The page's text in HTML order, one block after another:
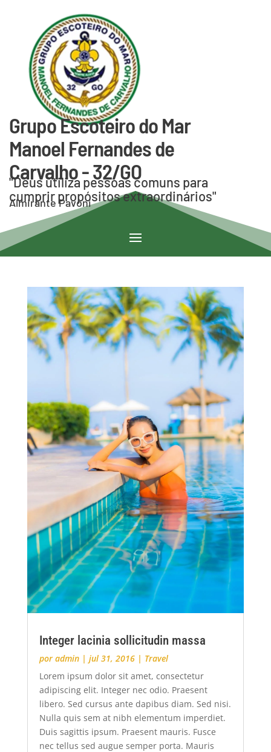
Grupo Escoteiro do Mar
Manoel Fernandes de
Carvalho - 32/GO
"Deus utiliza pessoas comuns para
cumprir propósitos extraordinários"
Almirante Pavoni
Integer lacinia sollicitudin massa
por admin| jul 31, 2016| Travel
Lorem ipsum dolor sit amet, consectetur
adipiscing elit. Integer nec odio. Praesent
libero. Sed cursus ante dapibus diam. Sed nisi.
Nulla quis sem at nibh elementum imperdiet.
Duis sagittis ipsum. Praesent mauris. Fusce
nec tellus sed augue semper porta. Mauris